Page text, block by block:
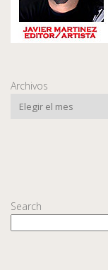
Archivos
Search